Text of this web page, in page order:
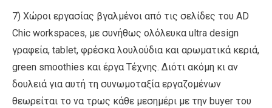
7) Χώροι εργασίας βγαλμένοι από τις σελίδες του ΑD
Chic workspaces, με συνήθως ολόλευκα ultra design
γραφεία, tablet, φρέσκα λουλούδια και αρωματικά κεριά,
green smoothies και έργα Τέχνης. Διότι ακόμη κι αν
δουλειά για αυτή τη συνωμοταξία εργαζομένων
θεωρείται το να τρως κάθε μεσημέρι με την buyer του